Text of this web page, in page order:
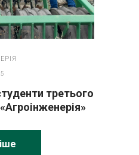
третього
підприємство